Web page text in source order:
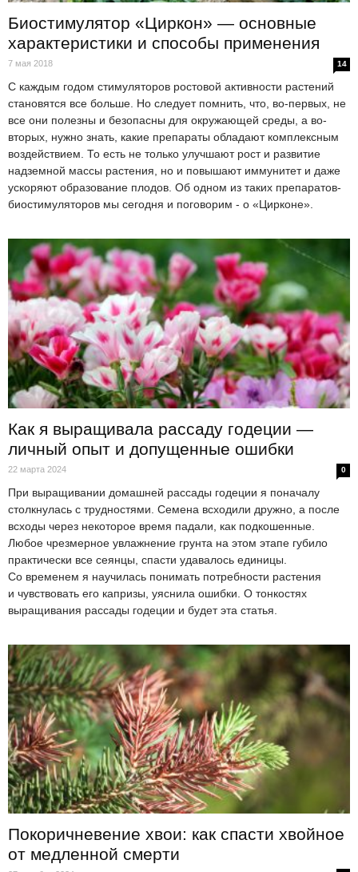
Биостимулятор «Циркон» — основные
характеристики и способы применения
7 мая 2018 14
С каждым годом стимуляторов ростовой активности растений
становятся все больше. Но следует помнить, что, во-первых, не
все они полезны и безопасны для окружающей среды, а во-
вторых, нужно знать, какие препараты обладают комплексным
воздействием. То есть не только улучшают рост и развитие
надземной массы растения, но и повышают иммунитет и даже
ускоряют образование плодов. Об одном из таких препаратов-
биостимуляторов мы сегодня и поговорим - о «Цирконе».
Как я выращивала рассаду годеции —
личный опыт и допущенные ошибки
22 марта 2024 0
При выращивании домашней рассады годеции я поначалу
столкнулась с трудностями. Семена всходили дружно, а после
всходы через некоторое время падали, как подкошенные.
Любое чрезмерное увлажнение грунта на этом этапе губило
практически все сеянцы, спасти удавалось единицы.
Со временем я научилась понимать потребности растения
и чувствовать его капризы, уяснила ошибки. О тонкостях
выращивания рассады годеции и будет эта статья.
Покоричневение хвои: как спасти хвойное
от медленной смерти